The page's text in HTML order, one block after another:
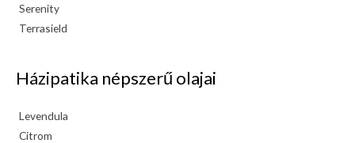
Serenity
Terrasield
Házipatika népszerű olajai
Levendula
Citrom